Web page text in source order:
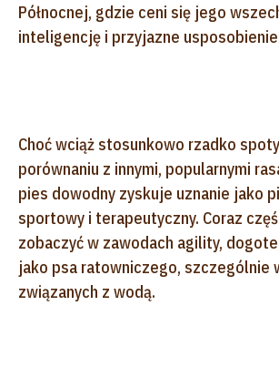
Północnej, gdzie ceni się jego
inteligencję i przyjazne
Choć wciąż stosunkowo rzadko
porównaniu z innymi, popularnymi
pies dowodny zyskuje uznanie jako
sportowy i terapeutyczny. Coraz
zobaczyć w zawodach agility,
jako psa ratowniczego, szczególnie
związanych z wodą.